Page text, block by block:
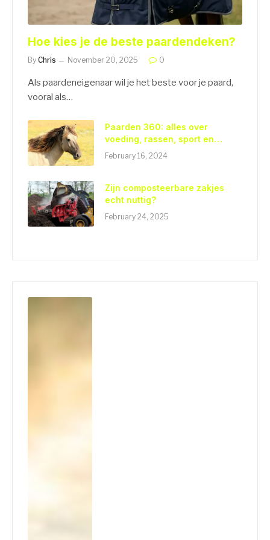
Hoe kies je de beste paardendeken?
By Chris November 20, 2025 0
Als paardeneigenaar wil je het beste voor je paard,
vooral als…
Paarden 360: alles over
voeding, rassen, sport en
gezondheidszorg
February 16, 2024
Zijn composteerbare zakjes
echt nuttig?
February 24, 2025